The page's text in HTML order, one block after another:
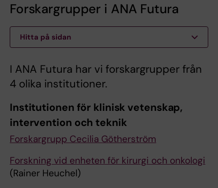
Forskargrupper i ANA Futura
Hitta på sidan
I ANA Futura har vi forskargrupper från
4 olika institutioner.
Institutionen för klinisk vetenskap,
intervention och teknik
Forskargrupp Cecilia Götherström
Forskning vid enheten för kirurgi och onkologi
(Rainer Heuchel)